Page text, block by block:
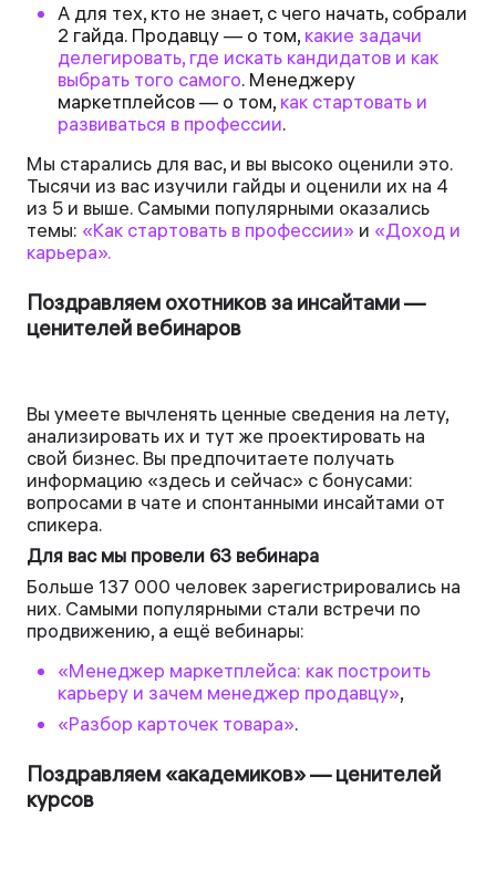
А для тех, кто не знает, с чего начать, собрали
2 гайда. Продавцу — о том, какие задачи
делегировать, где искать кандидатов и как
выбрать того самого. Менеджеру
маркетплейсов — о том, как стартовать и
развиваться в профессии.
Мы старались для вас, и вы высоко оценили это.
Тысячи из вас изучили гайды и оценили их на 4
из 5 и выше. Самыми популярными оказались
темы: «Как стартовать в профессии» и «Доход и
карьера».
Поздравляем охотников за инсайтами —
ценителей вебинаров
Вы умеете вычленять ценные сведения на лету,
анализировать их и тут же проектировать на
свой бизнес. Вы предпочитаете получать
информацию «здесь и сейчас» с бонусами:
вопросами в чате и спонтанными инсайтами от
спикера.
Для вас мы провели 63 вебинара
Больше 137 000 человек зарегистрировались на
них. Самыми популярными стали встречи по
продвижению, а ещё вебинары:
«Менеджер маркетплейса: как построить
карьеру и зачем менеджер продавцу»,
«Разбор карточек товара».
Поздравляем «академиков» — ценителей
курсов